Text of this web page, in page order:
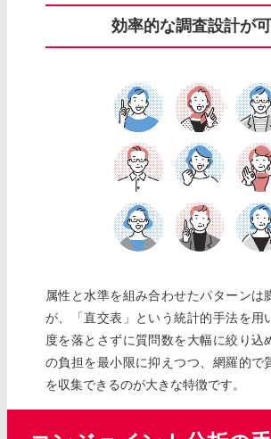
効率的な調査設計が
属性と水準を組み合わせたパターンは
が、「直交表」という統計的手法を用
度を落とさずに質問数を大幅に絞り込
の負担を最小限に抑えつつ、網羅的で
を収集できるのが大きな特徴です。